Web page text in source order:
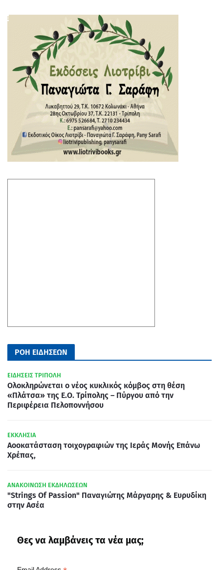
ΡΟΗ ΕΙΔΗΣΕΩΝ
ΕΙΔΗΣΕΙΣ ΤΡΙΠΟΛΗ
Ολοκληρώνεται ο νέος κυκλικός κόμβος στη θέση
«Πλάτσα» της Ε.Ο. Τρίπολης – Πύργου από την
Περιφέρεια Πελοποννήσου
ΕΚΚΛΗΣΙΑ
Αοοκατάσταση τοιχογραφιών της Ιεράς Μονής Επάνω
Χρέπας,
ΑΝΑΚΟΙΝΩΣΗ ΕΚΔΗΛΩΣΕΩΝ
"Strings Of Passion" Παναγιώτης Μάργαρης & Ευρυδίκη
στην Ασέα
Θες να λαμβάνεις τα νέα μας;